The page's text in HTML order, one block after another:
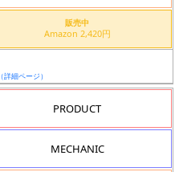
販売中
Amazon 2,420円
（詳細ページ）
PRODUCT
MECHANIC